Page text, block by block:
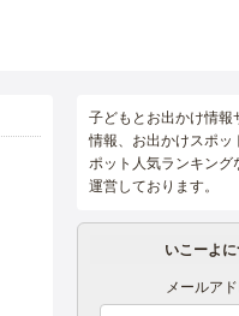
子どもとお出かけ情報
情報、お出かけスポッ
ポット人気ランキング
運営しております。
いこーよ
メールア